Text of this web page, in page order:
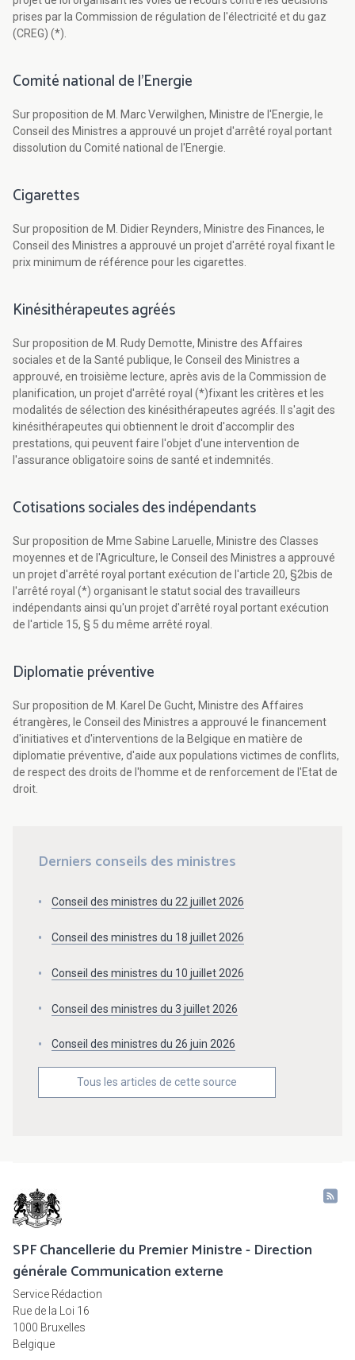
prises par la Commission de régulation de l'électricité et du gaz
(CREG) (*).
Comité national de l'Energie
Sur proposition de M. Marc Verwilghen, Ministre de l'Energie, le
Conseil des Ministres a approuvé un projet d'arrêté royal portant
dissolution du Comité national de l'Energie.
Cigarettes
Sur proposition de M. Didier Reynders, Ministre des Finances, le
Conseil des Ministres a approuvé un projet d'arrêté royal fixant le
prix minimum de référence pour les cigarettes.
Kinésithérapeutes agréés
Sur proposition de M. Rudy Demotte, Ministre des Affaires
sociales et de la Santé publique, le Conseil des Ministres a
approuvé, en troisième lecture, après avis de la Commission de
planification, un projet d'arrêté royal (*)fixant les critères et les
modalités de sélection des kinésithérapeutes agréés. Il s'agit des
kinésithérapeutes qui obtiennent le droit d'accomplir des
prestations, qui peuvent faire l'objet d'une intervention de
l'assurance obligatoire soins de santé et indemnités.
Cotisations sociales des indépendants
Sur proposition de Mme Sabine Laruelle, Ministre des Classes
moyennes et de l'Agriculture, le Conseil des Ministres a approuvé
un projet d'arrêté royal portant exécution de l'article 20, §2bis de
l'arrêté royal (*) organisant le statut social des travailleurs
indépendants ainsi qu'un projet d'arrêté royal portant exécution
de l'article 15, § 5 du même arrêté royal.
Diplomatie préventive
Sur proposition de M. Karel De Gucht, Ministre des Affaires
étrangères, le Conseil des Ministres a approuvé le financement
d'initiatives et d'interventions de la Belgique en matière de
diplomatie préventive, d'aide aux populations victimes de conflits,
de respect des droits de l'homme et de renforcement de l'Etat de
droit.
Derniers conseils des ministres
Conseil des ministres du 22 juillet 2026
Conseil des ministres du 18 juillet 2026
Conseil des ministres du 10 juillet 2026
Conseil des ministres du 3 juillet 2026
Conseil des ministres du 26 juin 2026
Tous les articles de cette source
SPF Chancellerie du Premier Ministre - Direction
générale Communication externe
Service Rédaction
Rue de la Loi 16
1000 Bruxelles
Belgique